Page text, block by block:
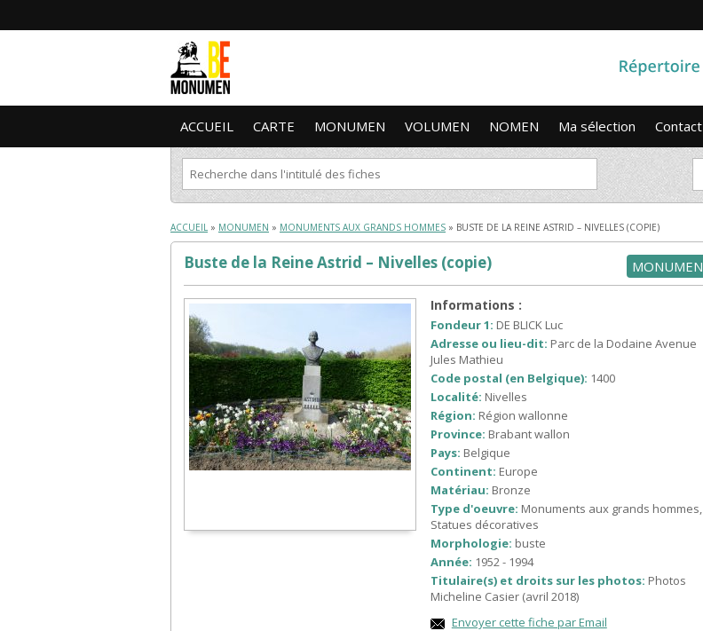
ACCUEIL CARTE MONUMEN VOLUMEN NOMEN Ma sélection Contact
ACCUEIL » MONUMEN » MONUMENTS AUX GRANDS HOMMES » BUSTE DE LA REINE ASTRID – NIVELLES (COPIE)
MONUMEN
Buste de la Reine Astrid – Nivelles (copie)
Informations :
Fondeur 1: DE BLICK Luc
Adresse ou lieu-dit: Parc de la Dodaine Avenue
Jules Mathieu
Code postal (en Belgique): 1400
Localité: Nivelles
Région: Région wallonne
Province: Brabant wallon
Pays: Belgique
Continent: Europe
Matériau: Bronze
Type d'oeuvre: Monuments aux grands hommes,
Statues décoratives
Morphologie: buste
Année: 1952 - 1994
Titulaire(s) et droits sur les photos: Photos
Micheline Casier (avril 2018)
Envoyer cette fiche par Email